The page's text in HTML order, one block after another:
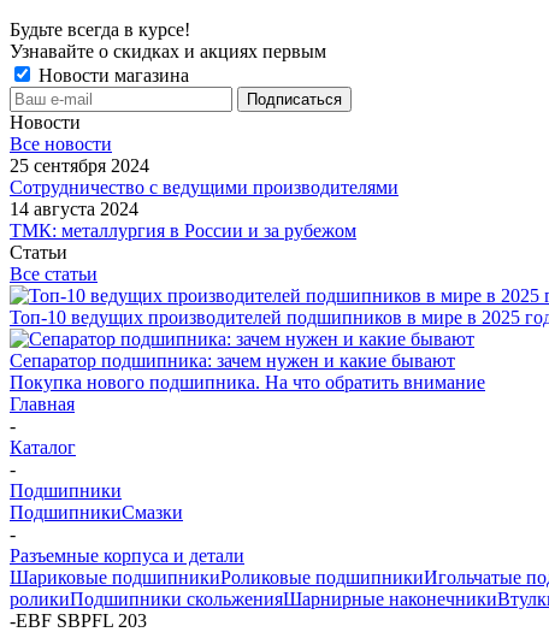
Будьте всегда в курсе!
Узнавайте о скидках и акциях первым
Новости магазина
Новости
Все новости
25 сентября 2024
Сотрудничество с ведущими производителями
14 августа 2024
ТМК: металлургия в России и за рубежом
Статьи
Все статьи
Топ-10 ведущих производителей подшипников в мире в 2025
Сепаратор подшипника: зачем нужен и какие бывают
Покупка нового подшипника. На что обратить внимание
Главная
-
Каталог
-
Подшипники
ПодшипникиСмазки
-
Разъемные корпуса и детали
Шариковые подшипникиРоликовые подшипникиИгольчатые
роликиПодшипники скольженияШарнирные наконечники
-EBF SBPFL 203